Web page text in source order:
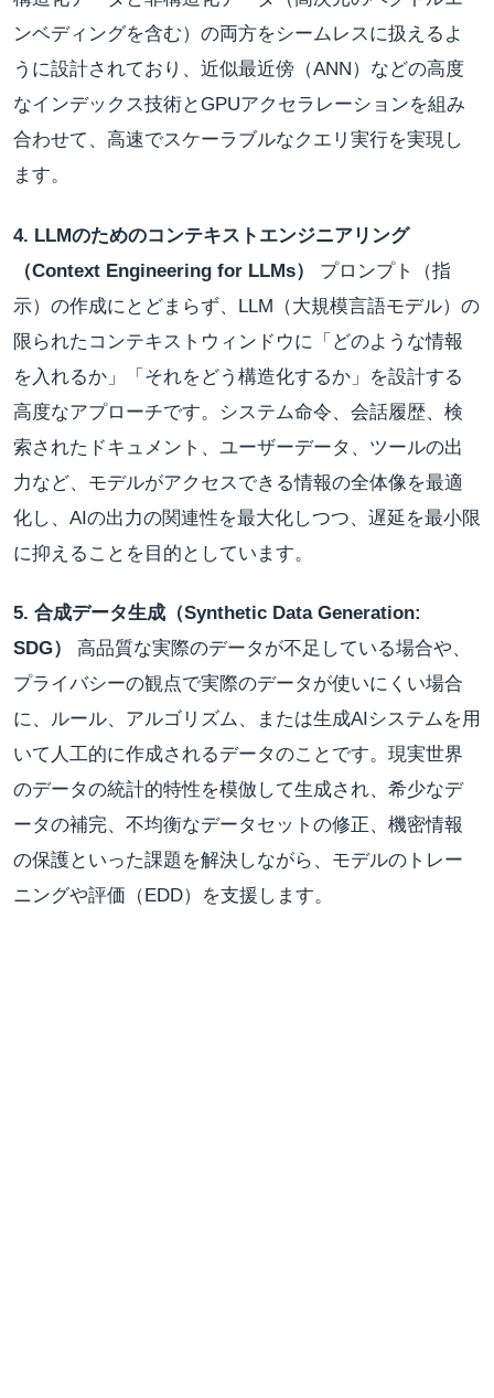
ンベディングを含む）の両方をシームレスに扱えるよ
うに設計されており、近似最近傍（ANN）などの高度
なインデックス技術とGPUアクセラレーションを組み
合わせて、高速でスケーラブルなクエリ実行を実現し
ます。
4. LLMのためのコンテキストエンジニアリング
（Context Engineering for LLMs）
プロンプト（指
示）の作成にとどまらず、LLM（大規模言語モデル）の
限られたコンテキストウィンドウに「どのような情報
を入れるか」「それをどう構造化するか」を設計する
高度なアプローチです。システム命令、会話履歴、検
索されたドキュメント、ユーザーデータ、ツールの出
力など、モデルがアクセスできる情報の全体像を最適
化し、AIの出力の関連性を最大化しつつ、遅延を最小限
に抑えることを目的としています。
5. 合成データ生成（Synthetic Data Generation:
SDG）
高品質な実際のデータが不足している場合や、
プライバシーの観点で実際のデータが使いにくい場合
に、ルール、アルゴリズム、または生成AIシステムを用
いて人工的に作成されるデータのことです。現実世界
のデータの統計的特性を模倣して生成され、希少なデ
ータの補完、不均衡なデータセットの修正、機密情報
の保護といった課題を解決しながら、モデルのトレー
ニングや評価（EDD）を支援します。